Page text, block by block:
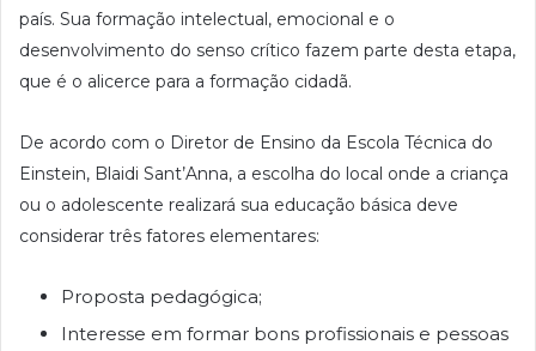
país. Sua formação intelectual, emocional e o
desenvolvimento do senso crítico fazem parte desta etapa,
que é o alicerce para a formação cidadã.
De acordo com o Diretor de Ensino da Escola Técnica do
Einstein, Blaidi Sant’Anna, a escolha do local onde a criança
ou o adolescente realizará sua educação básica deve
considerar três fatores elementares:
Proposta pedagógica;
Interesse em formar bons profissionais e pessoas